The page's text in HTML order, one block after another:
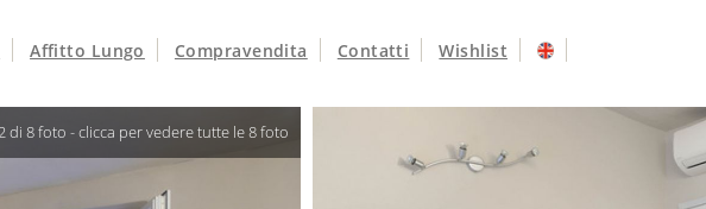
Affitto Lungo Compravendita Contatti Wishlist
3 di 8 foto - clicca per vedere tutte le 8 foto